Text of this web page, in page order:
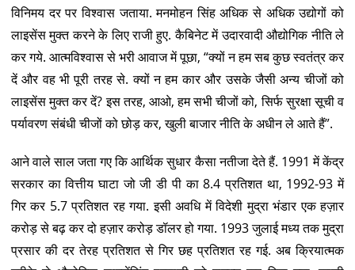
विनिमय दर पर विश्वास जताया. मनमोहन सिंह अधिक से अधिक उद्योगों को
लाइसेंस मुक्त करने के लिए राजी हुए. कैबिनेट में उदारवादी औद्योगिक नीति ले
कर गये. आत्मविश्वास से भरी आवाज में पूछा, “क्यों न हम सब कुछ स्वतंत्र कर
दें और वह भी पूरी तरह से. क्यों न हम कार और उसके जैसी अन्य चीजों को
लाइसेंस मुक्त कर दें? इस तरह, आओ, हम सभी चीजों को, सिर्फ सुरक्षा सूची व
पर्यावरण संबंधी चीजों को छोड़ कर, खुली बाजार नीति के अधीन ले आते हैं”.
आने वाले साल जता गए कि आर्थिक सुधार कैसा नतीजा देते हैं. 1991 में केंद्र
सरकार का वित्तीय घाटा जो जी डी पी का 8.4 प्रतिशत था, 1992-93 में
गिर कर 5.7 प्रतिशत रह गया. इसी अवधि में विदेशी मुद्रा भंडार एक हज़ार
करोड़ से बढ़ कर दो हज़ार करोड़ डॉलर हो गया. 1993 जुलाई मध्य तक मुद्रा
प्रसार की दर तेरह प्रतिशत से गिर छह प्रतिशत रह गई. अब क्रियात्मक